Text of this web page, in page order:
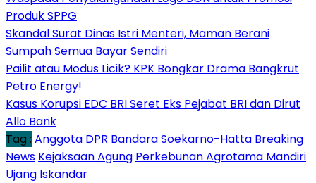
Produk SPPG
Skandal Surat Dinas Istri Menteri, Maman Berani
Sumpah Semua Bayar Sendiri
Pailit atau Modus Licik? KPK Bongkar Drama Bangkrut
Petro Energy!
Kasus Korupsi EDC BRI Seret Eks Pejabat BRI dan Dirut
Allo Bank
Tag : Anggota DPR Bandara Soekarno-Hatta Breaking
News Kejaksaan Agung Perkebunan Agrotama Mandiri
Ujang Iskandar